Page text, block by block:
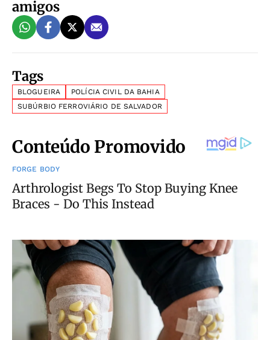
amigos
Tags
BLOGUEIRA
POLÍCIA CIVIL DA BAHIA
SUBÚRBIO FERROVIÁRIO DE SALVADOR